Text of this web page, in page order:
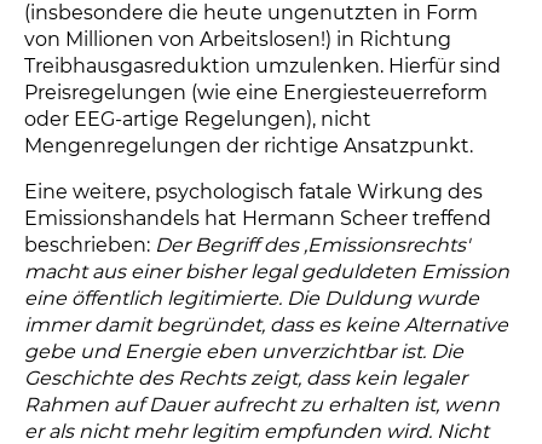
(insbesondere die heute ungenutzten in Form
von Millionen von Arbeitslosen!) in Richtung
Treibhausgasreduktion umzulenken. Hierfür sind
Preisregelungen (wie eine Energiesteuerreform
oder EEG-artige Regelungen), nicht
Mengenregelungen der richtige Ansatzpunkt.
Eine weitere, psychologisch fatale Wirkung des
Emissionshandels hat Hermann Scheer treffend
beschrieben: Der Begriff des ,Emissionsrechts'
macht aus einer bisher legal geduldeten Emission
eine öffentlich legitimierte. Die Duldung wurde
immer damit begründet, dass es keine Alternative
gebe und Energie eben unverzichtbar ist. Die
Geschichte des Rechts zeigt, dass kein legaler
Rahmen auf Dauer aufrecht zu erhalten ist, wenn
er als nicht mehr legitim empfunden wird. Nicht